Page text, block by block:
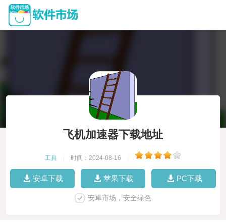
飞机加速器下载地址
工具 时间：2024-08-16
安卓下载 苹果下载 PC下载
安卓市场，安全绿色